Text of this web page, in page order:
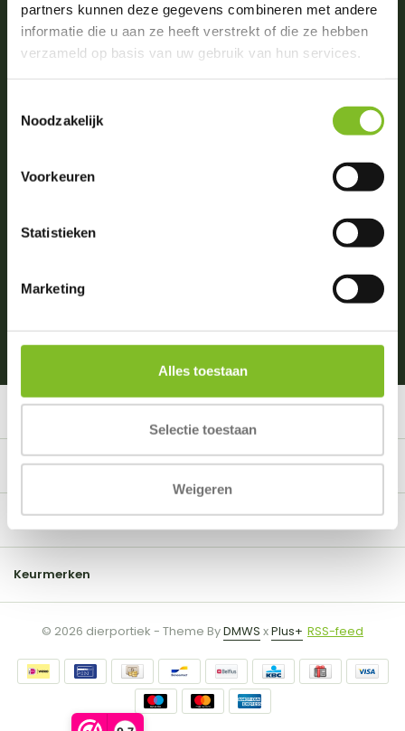
partners kunnen deze gegevens combineren met andere
informatie die u aan ze heeft verstrekt of die ze hebben
verzameld op basis van uw gebruik van hun services.
Noodzakelijk
Voorkeuren
Statistieken
Marketing
Alles toestaan
Selectie toestaan
Weigeren
Vragen of advies nodig?
Klantenservice
Mijn account
Informatie
Keurmerken
© 2026 dierportiek - Theme ByDMWS xPlus+ RSS-feed